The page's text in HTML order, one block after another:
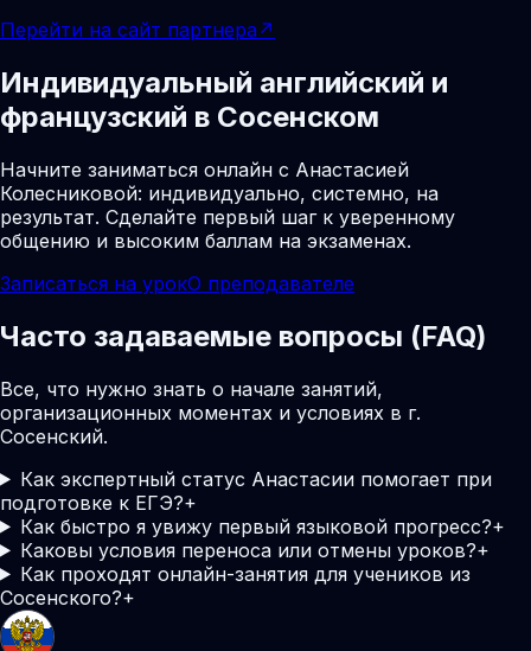
Перейти на сайт партнера ↗
Индивидуальный английский и
французский в Сосенском
Начните заниматься онлайн с Анастасией
Колесниковой: индивидуально, системно, на
результат. Сделайте первый шаг к уверенному
общению и высоким баллам на экзаменах.
Записаться на урокО преподавателе
Часто задаваемые вопросы (FAQ)
Все, что нужно знать о начале занятий,
организационных моментах и условиях в г.
Сосенский.
Как экспертный статус Анастасии помогает при
подготовке к ЕГЭ?+
Как быстро я увижу первый языковой прогресс?+
Каковы условия переноса или отмены уроков?+
Как проходят онлайн-занятия для учеников из
Сосенского?+